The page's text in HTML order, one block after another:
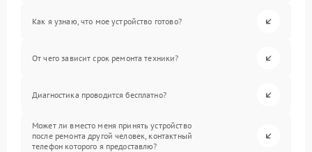
Как я узнаю, что мое устройство готово?
От чего зависит срок ремонта техники?
Диагностика проводится бесплатно?
Может ли вместо меня принять устройство
после ремонта другой человек, контактный
телефон которого я предоставлю?